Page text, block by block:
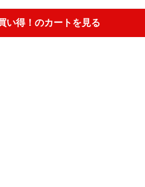
い得！のカートを見る